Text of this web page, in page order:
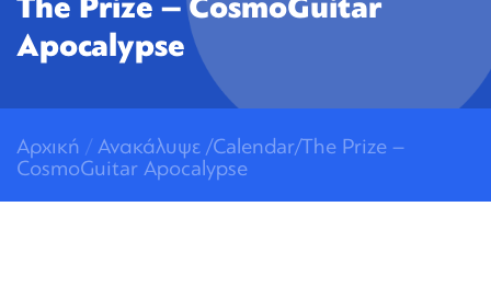
Apocalypse
Αρχική / Ανακάλυψε /Calendar/The Prize –
CosmoGuitar Apocalypse